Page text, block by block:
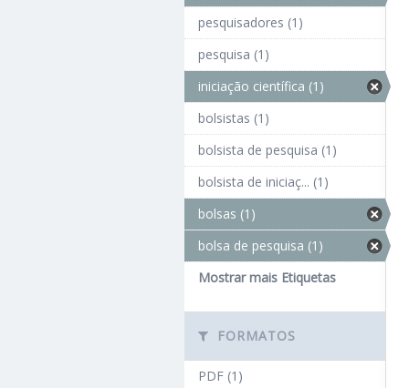
pesquisadores (1)
pesquisa (1)
iniciação científica (1)
bolsistas (1)
bolsista de pesquisa (1)
bolsista de iniciaç... (1)
bolsas (1)
bolsa de pesquisa (1)
Mostrar mais Etiquetas
FORMATOS
PDF (1)